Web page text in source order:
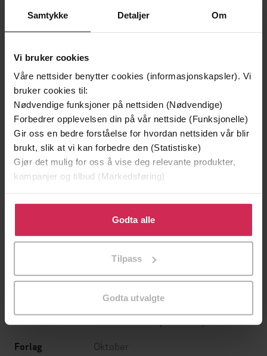
Samtykke Detaljer Om
Vi bruker cookies
Våre nettsider benytter cookies (informasjonskapsler). Vi
bruker cookies til:
Nødvendige funksjoner på nettsiden (Nødvendige)
Forbedrer opplevelsen din på vår nettside (Funksjonelle)
Gir oss en bedre forståelse for hvordan nettsiden vår blir
brukt, slik at vi kan forbedre den (Statistiske)
Gjør det mulig for oss å vise deg relevante produkter,
kampanjer og tilbud (Markedsføring)
Klikk på «Godta alle» for å gi oss ditt samtykke til å
bruke cookies for alle disse formålene. Du kan også
tilpasse ditt samtykke til spesifikke formål ved å klikke
Godta alle
Tilpass
Godta utvalgte
Premium
En moderne familie
Helga Flatland
Elena Ferrante
Forfattere
Forlag Oktober